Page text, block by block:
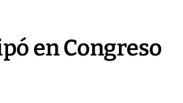
en Congreso